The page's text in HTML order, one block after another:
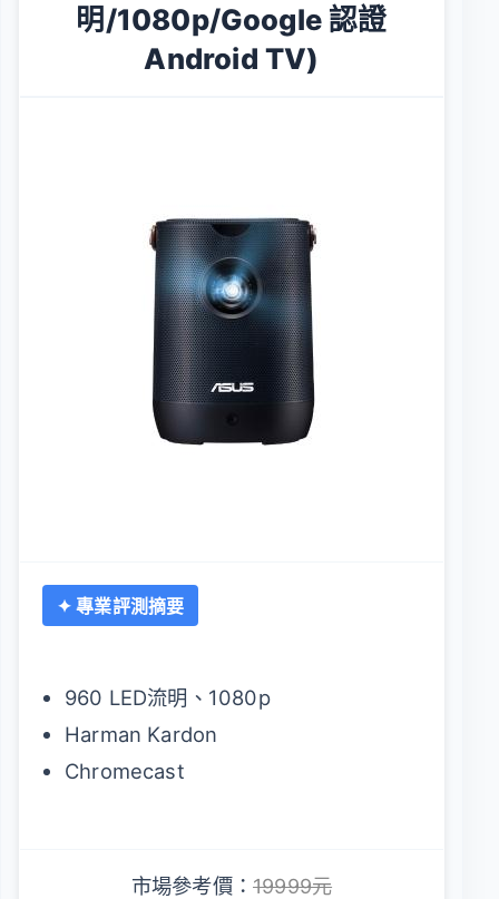
明/1080p/Google 認證
Android TV)
✦ 專業評測摘要
960 LED流明、1080p
Harman Kardon
Chromecast
市場參考價： 19999元